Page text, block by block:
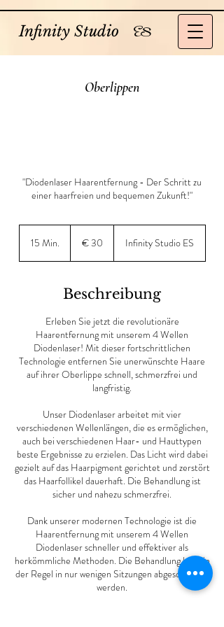
Infinity Studio ES
Oberlippen
"Diodenlaser Haarentfernung - Der Schritt zu
einer haarfreien und bequemen Zukunft!"
15 Min.
n
€ 30 Infinity Studio ES
Beschreibung
Erleben Sie jetzt die revolutionäre
Haarentfernung mit unserem 4 Wellen
Diodenlaser! Mit dieser fortschrittlichen
Technologie entfernen Sie unerwünschte Haare
auf ihrer Oberlippe schnell, schmerzfrei und
langfristig.
Unser Diodenlaser arbeitet mit vier
verschiedenen Wellenlängen, die es ermöglichen,
auch bei verschiedenen Haar- und Hauttypen
beste Ergebnisse zu erzielen. Das Licht wird dabei
gezielt auf das Haarpigment gerichtet und zerstört
das Haarfollikel dauerhaft. Die Behandlung ist
sicher und nahezu schmerzfrei.
Dank unserer modernen Technologie ist die
Haarentfernung mit unserem 4 Wellen
Diodenlaser schneller und effektiver als
herkömmliche Methoden. Die Behandlung kann in
der Regel in nur wenigen Sitzungen abgeschlossen
werden.